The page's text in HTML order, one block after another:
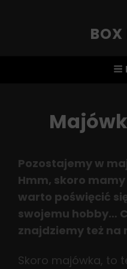
Pozostajemy w
Hmm, skoro
warto poświęcić
swojemu hobby…
znajdziemy też na
Skoro majówka, to